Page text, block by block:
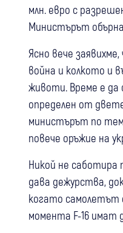
млн. евро с
Министърът
Ясно вече
война и колкото и
животи. Време е да
определен от
министърът по
повече оръжие на
Никой не саботира
дава дежурства,
когато самолетът
момента F-16 имат